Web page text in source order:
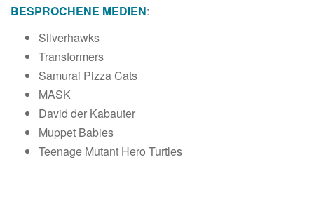
BESPROCHENE MEDIEN:
Silverhawks
Transformers
Samurai Pizza Cats
MASK
David der Kabauter
Muppet Babies
Teenage Mutant Hero Turtles